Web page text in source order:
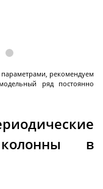
рекомендуем
ряд постоянно
колонны в